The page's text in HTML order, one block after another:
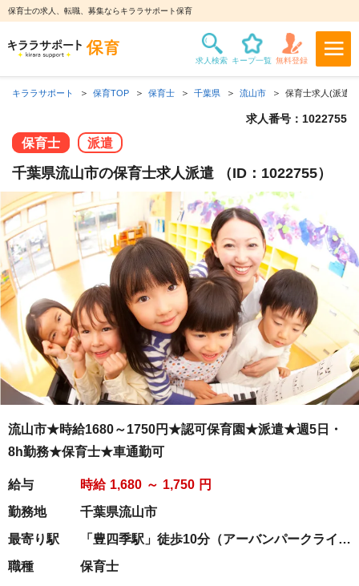
保育士の求人、転職、募集ならキララサポート保育
キララサポート 保育TOP 保育士 千葉県 流山市 保育士求人(派遣)
求人番号：1022755
保育士 派遣
千葉県流山市の保育士求人派遣 （ID：1022755）
流山市★時給1680～1750円★認可保育園★派遣★週5日・
8h勤務★保育士★車通勤可
給与 時給 1,680 ～ 1,750 円
勤務地
千葉県流山市
最寄り駅
「豊四季駅」徒歩10分（アーバンパークライ
職種
保育士